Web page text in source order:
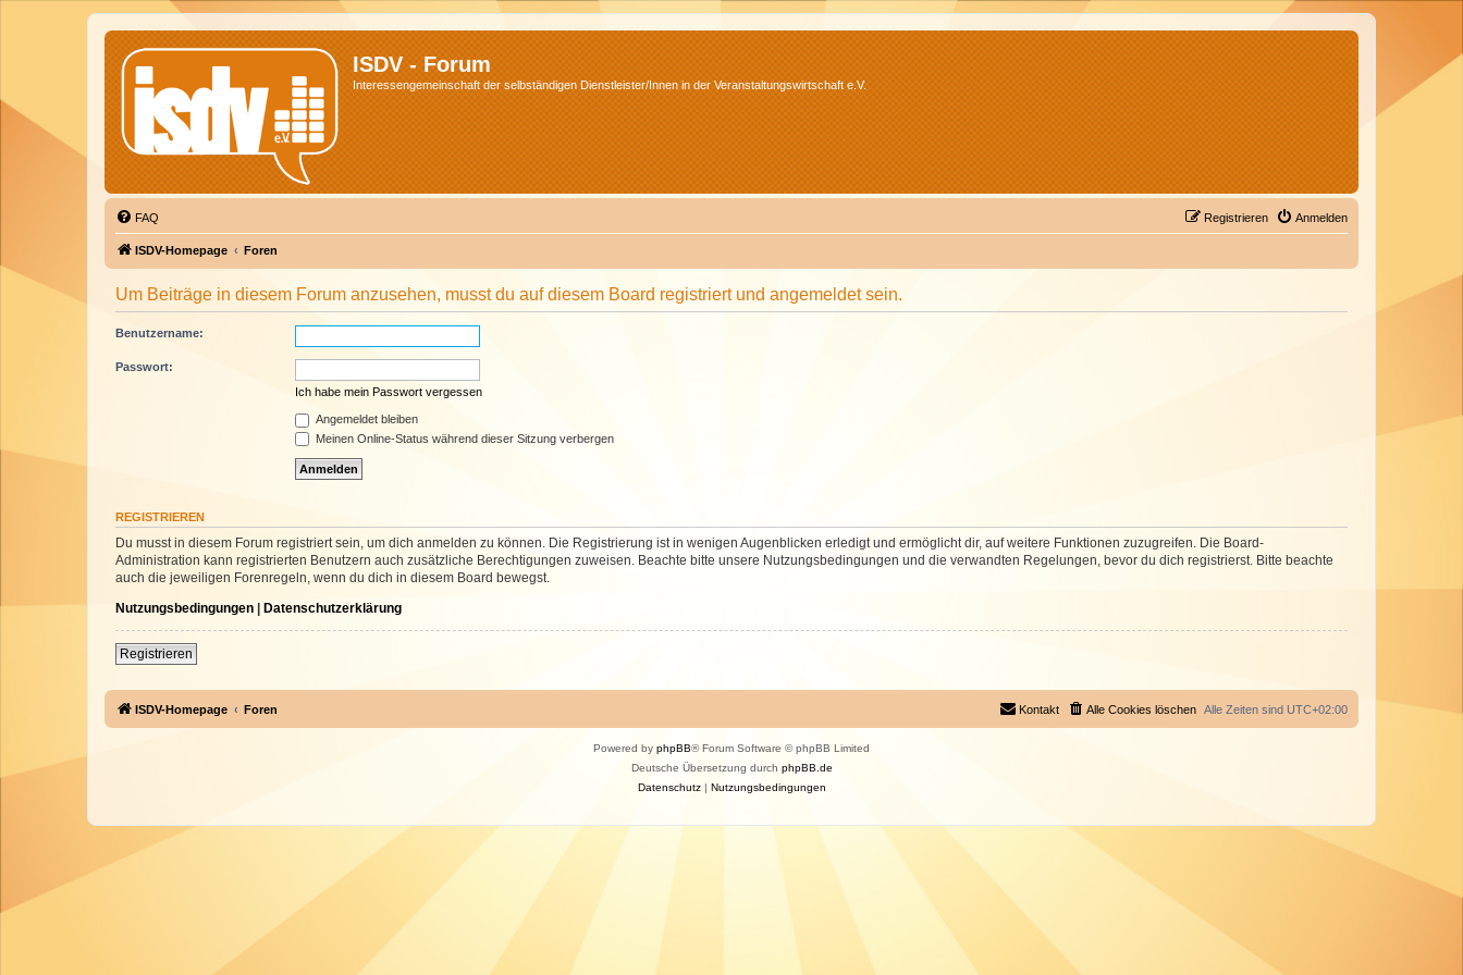
ISDV - Forum
Interessengemeinschaft der selbständigen Dienstleister/Innen in der Veranstaltungswirtschaft e.V.
FAQ Anmelden
Registrieren
ISDV-Homepage Foren
Um Beiträge in diesem Forum anzusehen, musst du auf diesem Board registriert und angemeldet sein.
Benutzername:
Passwort:
Ich habe mein Passwort vergessen
Angemeldet bleiben
Meinen Online-Status während dieser Sitzung verbergen
REGISTRIEREN
Du musst in diesem Forum registriert sein, um dich anmelden zu können. Die Registrierung ist in wenigen Augenblicken erledigt und ermöglicht dir, auf weitere Funktionen zuzugreifen. Die Board-
Administration kann registrierten Benutzern auch zusätzliche Berechtigungen zuweisen. Beachte bitte unsere Nutzungsbedingungen und die verwandten Regelungen, bevor du dich registrierst. Bitte beachte
auch die jeweiligen Forenregeln, wenn du dich in diesem Board bewegst.
Nutzungsbedingungen | Datenschutzerklärung
Registrieren
ISDV-Homepage Foren Alle Zeiten sind UTC+02:00
Alle Cookies löschen
Kontakt
Powered by phpBB® Forum Software © phpBB Limited
Deutsche Übersetzung durch phpBB.de
Datenschutz| Nutzungsbedingungen